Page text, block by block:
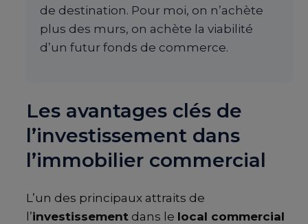
de destination. Pour moi, on n’achète
plus des murs, on achète la viabilité
d’un futur fonds de commerce.
Les avantages clés de
l’investissement dans
l’immobilier commercial
L’un des principaux attraits de
l’investissement dans le local commercial